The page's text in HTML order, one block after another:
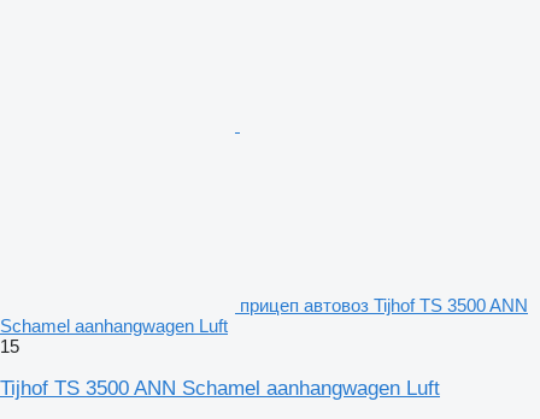
прицеп автовоз Tijhof TS 3500 ANN
Schamel aanhangwagen Luft
15
Tijhof TS 3500 ANN Schamel aanhangwagen Luft